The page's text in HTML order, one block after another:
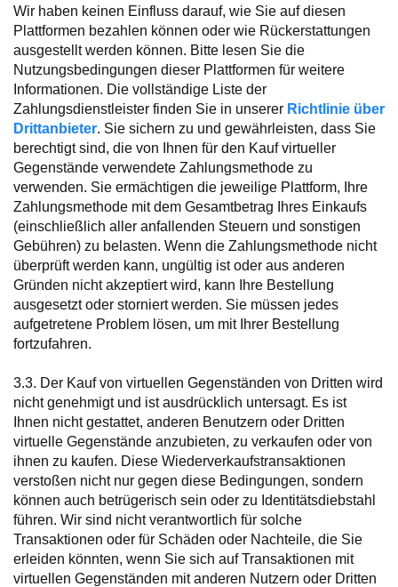
Wir haben keinen Einfluss darauf, wie Sie auf diesen
Plattformen bezahlen können oder wie Rückerstattungen
ausgestellt werden können. Bitte lesen Sie die
Nutzungsbedingungen dieser Plattformen für weitere
Informationen. Die vollständige Liste der
Zahlungsdienstleister finden Sie in unserer Richtlinie über
Drittanbieter. Sie sichern zu und gewährleisten, dass Sie
berechtigt sind, die von Ihnen für den Kauf virtueller
Gegenstände verwendete Zahlungsmethode zu
verwenden. Sie ermächtigen die jeweilige Plattform, Ihre
Zahlungsmethode mit dem Gesamtbetrag Ihres Einkaufs
(einschließlich aller anfallenden Steuern und sonstigen
Gebühren) zu belasten. Wenn die Zahlungsmethode nicht
überprüft werden kann, ungültig ist oder aus anderen
Gründen nicht akzeptiert wird, kann Ihre Bestellung
ausgesetzt oder storniert werden. Sie müssen jedes
aufgetretene Problem lösen, um mit Ihrer Bestellung
fortzufahren.
3.3. Der Kauf von virtuellen Gegenständen von Dritten wird
nicht genehmigt und ist ausdrücklich untersagt. Es ist
Ihnen nicht gestattet, anderen Benutzern oder Dritten
virtuelle Gegenstände anzubieten, zu verkaufen oder von
ihnen zu kaufen. Diese Wiederverkaufstransaktionen
verstoßen nicht nur gegen diese Bedingungen, sondern
können auch betrügerisch sein oder zu Identitätsdiebstahl
führen. Wir sind nicht verantwortlich für solche
Transaktionen oder für Schäden oder Nachteile, die Sie
erleiden könnten, wenn Sie sich auf Transaktionen mit
virtuellen Gegenständen mit anderen Nutzern oder Dritten